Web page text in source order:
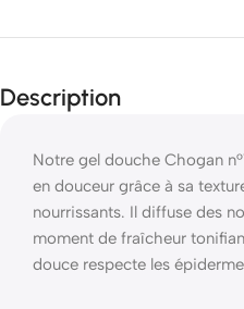
Description
Notre gel douche Chogan
en douceur grâce à sa
nourrissants. Il diffuse des
moment de fraîcheur
douce respecte les